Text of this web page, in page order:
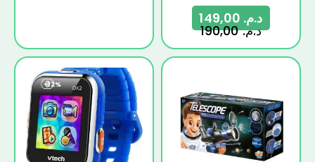
د.م.190,00
د.م.
-12%